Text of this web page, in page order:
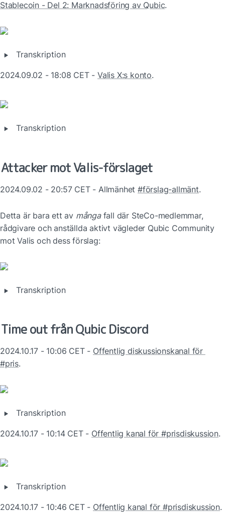
Stablecoin - Del 2: Marknadsföring av Qubic.
‣ Transkription
2024.09.02 - 18:08 CET - Valis X:s konto.
‣ Transkription
Attacker mot Valis-förslaget
2024.09.02 - 20:57 CET - Allmänhet #förslag-allmänt.
Detta är bara ett av många fall där SteCo-medlemmar,
rådgivare och anställda aktivt vägleder Qubic Community
mot Valis och dess förslag:
‣ Transkription
Time out från Qubic Discord
2024.10.17 - 10:06 CET - Offentlig diskussionskanal för
#pris.
‣ Transkription
2024.10.17 - 10:14 CET - Offentlig kanal för #prisdiskussion.
‣ Transkription
2024.10.17 - 10:46 CET - Offentlig kanal för #prisdiskussion.